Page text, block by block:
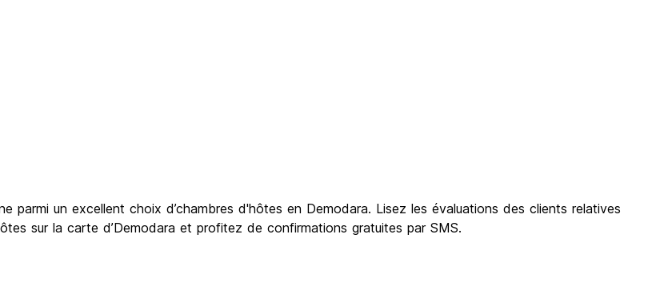
parmi un excellent choix d’chambres d'hôtes en Demodara. Lisez les évaluations des clients relatives
sur la carte d’Demodara et profitez de confirmations gratuites par SMS.